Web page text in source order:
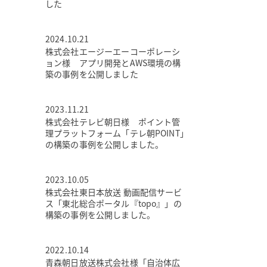
した
2024.10.21
株式会社エージーエーコーポレーシ
ョン様 アプリ開発とAWS環境の構
築の事例を公開しました
2023.11.21
株式会社テレビ朝日様 ポイント管
理プラットフォーム「テレ朝POINT」
の構築の事例を公開しました。
2023.10.05
株式会社東日本放送 動画配信サービ
ス「東北総合ポータル『topo』」の
構築の事例を公開しました。
2022.10.14
青森朝日放送株式会社様「自治体広